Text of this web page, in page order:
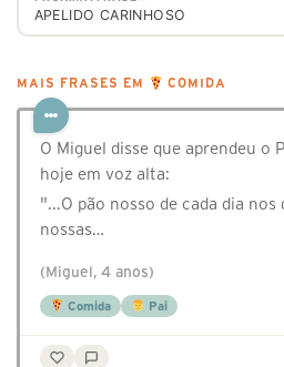
APELIDO CARINHOSO
MAIS FRASES EM COMIDA
O Miguel disse que aprendeu o
hoje em voz alta:
"...O pão nosso de cada dia nos
nossas…
(Miguel, 4 anos)
Comida Pai